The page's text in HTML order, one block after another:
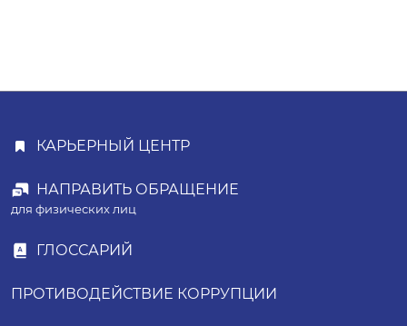
КАРЬЕРНЫЙ ЦЕНТР
НАПРАВИТЬ ОБРАЩЕНИЕ
для физических лиц
ГЛОССАРИЙ
ПРОТИВОДЕЙСТВИЕ КОРРУПЦИИ